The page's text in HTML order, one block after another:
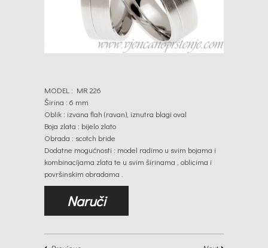
MODEL : MR 226
Širina : 6 mm
Oblik : izvana flah (ravan), iznutra blagi oval
Boja zlata : bijelo zlato
Obrada : scotch bride
Dodatne mogućnosti : model radimo u svim bojama i
kombinacijama zlata te u svim širinama , oblicima i
površinskim obradama .
Naruči